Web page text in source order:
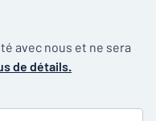
avec nous et ne sera
de détails.